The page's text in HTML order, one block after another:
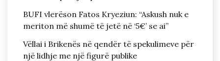
BUFI vlerëson Fatos Kryeziun: “Askush nuk e
meriton më shumë të jetë në ‘5€’ se ai”
Vëllai i Brikenës në qendër të spekulimeve për
një lidhje me një figurë publike